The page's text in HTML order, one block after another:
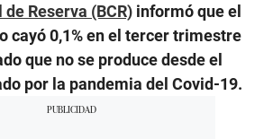
Reserva (BCR) informó que el
cayó 0,1% en el tercer trimestre
que no se produce desde el
por la pandemia del Covid-19.